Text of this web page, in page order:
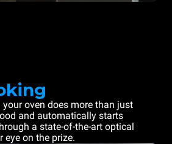
your oven does more than just
and automatically starts
a state-of-the-art optical
eye on the prize.